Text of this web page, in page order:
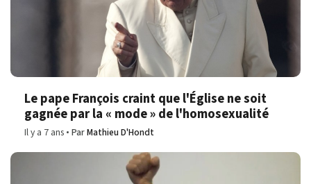
Le pape François craint que l'Église ne soit
gagnée par la « mode » de l'homosexualité
Il y a 7 ans ParMathieu D'Hondt